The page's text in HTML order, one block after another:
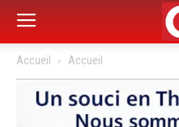
Accueil Accueil